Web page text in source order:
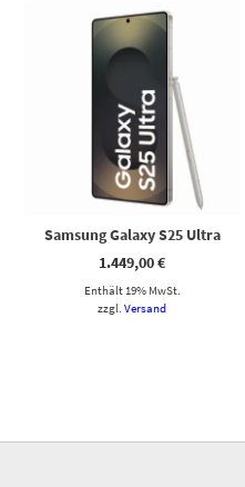
Samsung Galaxy S25 Ultra
1.449,00€
Enthält 19% MwSt.
zzgl.Versand